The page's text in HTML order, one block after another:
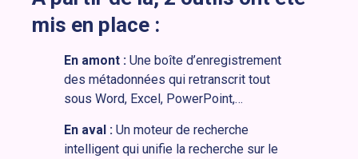
mis en place :
En amont : Une boîte d’enregistrement
des métadonnées qui retranscrit tout
sous Word, Excel, PowerPoint,…
En aval : Un moteur de recherche
intelligent qui unifie la recherche sur le